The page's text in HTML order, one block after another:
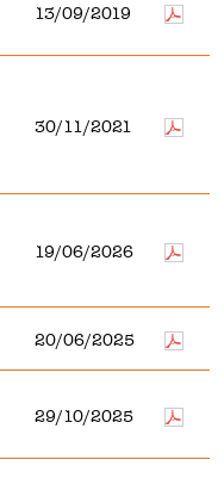
13/09/2019
30/11/2021
19/06/2026
20/06/2025
29/10/2025